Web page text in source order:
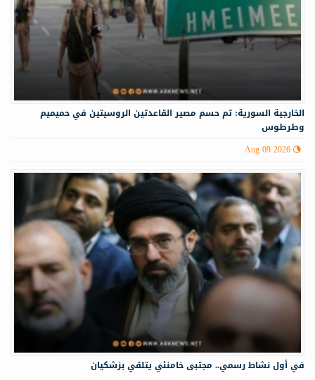
الخارجية السورية: تم حسم مصير القاعدتين الروسيتين في حميميم
وطرطوس
Aug 09 2026
في أول نشاط رسمي.. مجتبى خامنئي يتلقي بزشكيان